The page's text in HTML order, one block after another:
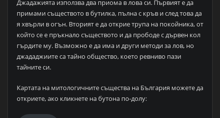
Джадажията използва два приома в лова си. Първият е да
примами съществото в бутилка, пълна с кръв и след това да
я хвърли в огън. Вторият е да открие трупа на покойника, от
който се е пръкнало съществото и да прободе с дървен кол
гърдите му. Възможно е да има и други методи за лов, но
джададжиите са тайно общество, което ревниво пази
тайните си.
Картата на митологичните същества на България можете да
откриете, ако кликнете на бутона по-долу: